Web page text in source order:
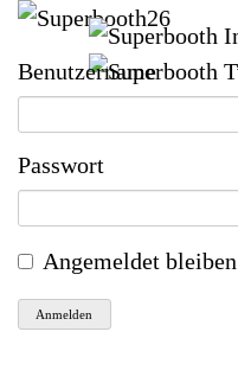
Benutzername
Passwort
Angemeldet bleiben
Anmelden